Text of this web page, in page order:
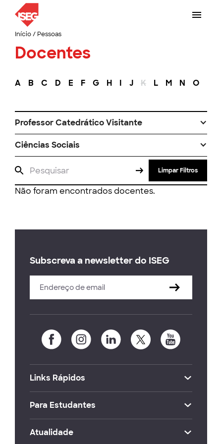
Início/ Pessoas
Docentes
A B C D E F G H I J K L M N O
Professor Catedrático Visitante
Ciências Sociais
Limpar Filtros
Não foram encontrados docentes.
Subscreva a newsletter do ISEG
Links Rápidos
Para Estudantes
Atualidade